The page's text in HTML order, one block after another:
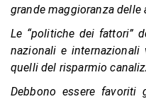
grande maggioranza delle
Le “politiche dei fattori”
nazionali e
quelli del risparmio
Debbono essere